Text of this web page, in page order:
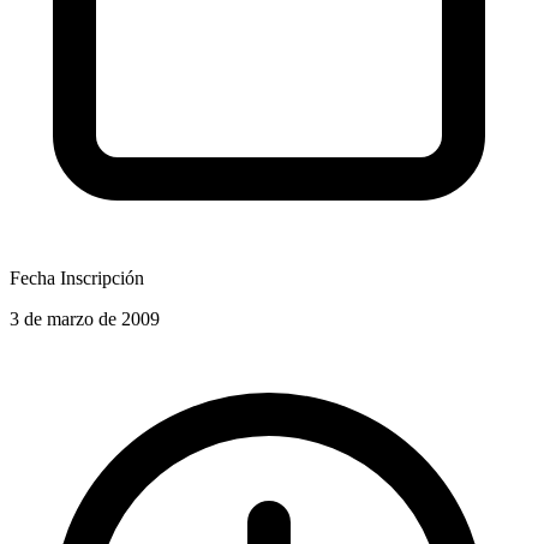
Fecha Inscripción
3 de marzo de 2009